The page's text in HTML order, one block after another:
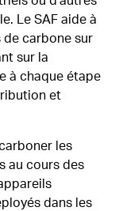
Le SAF aide à
de carbone sur
sur la
à chaque étape
et
les
au cours des
dans les